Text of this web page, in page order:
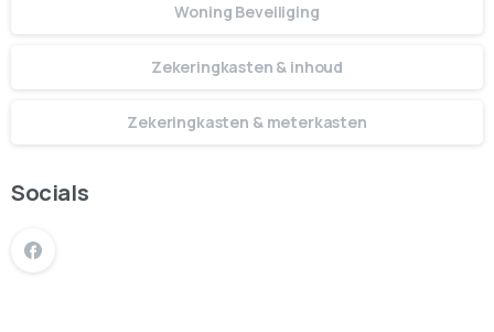
Woning Beveiliging
Zekeringkasten & inhoud
Zekeringkasten & meterkasten
Socials